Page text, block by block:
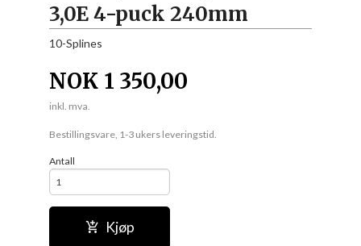
3,0E 4-puck 240mm
10-Splines
NOK 1 350,00
inkl. mva.
Bestillingsvare, 1-3 ukers leveringstid.
Antall
Kjøp